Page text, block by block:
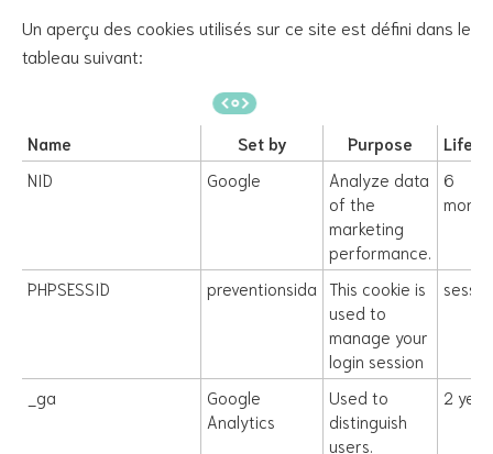
Un aperçu des cookies utilisés sur ce site est défini dans le
tableau suivant:
Name Set by Purpose
NID
Google
Analyze data
of the
marketing
performance.
6
PHPSESSID preventionsida
This cookie is
used to
manage your
login session
_ga
Google
Analytics
Used to
distinguish
users.
2